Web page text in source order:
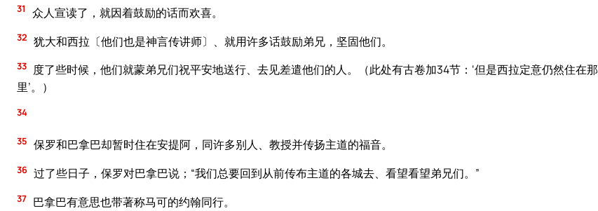
31 众人宣读了，就因着鼓励的话而欢喜。
32 犹大和西拉〔他们也是神言传讲师〕、就用许多话鼓励弟兄，坚固他们。
33 度了些时候，他们就蒙弟兄们祝平安地送行、去见差遣他们的人。（此处有古卷加34节：‘但是西拉定意仍然住在那
里’。）
34
35 保罗和巴拿巴却暂时住在安提阿，同许多别人、教授并传扬主道的福音。
36 过了些日子，保罗对巴拿巴说；“我们总要回到从前传布主道的各城去、看望看望弟兄们。”
37 巴拿巴有意思也带著称马可的约翰同行。